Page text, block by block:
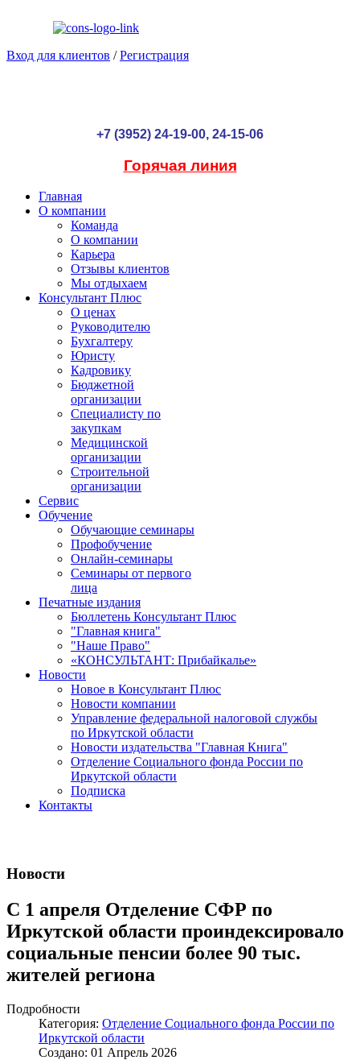
Вход для клиентов /Регистрация
+7 (3952) 24-19-00, 24-15-06
Горячая линия
Главная
О компании
Команда
О компании
Карьера
Отзывы клиентов
Мы отдыхаем
Консультант Плюс
О ценах
Руководителю
Бухгалтеру
Юристу
Кадровику
Бюджетной
организации
Специалисту по
закупкам
Медицинской
организации
Строительной
организации
Сервис
Обучение
Обучающие семинары
Профобучение
Онлайн-семинары
Семинары от первого
лица
Печатные издания
Бюллетень Консультант Плюс
"Главная книга"
"Наше Право"
«КОНСУЛЬТАНТ: Прибайкалье»
Новости
Новое в Консультант Плюс
Новости компании
Управление федеральной налоговой службы
по Иркутской области
Новости издательства "Главная Книга"
Отделение Социального фонда России по
Иркутской области
Подписка
Контакты
Новости
С 1 апреля Отделение СФР по
Иркутской области проиндексировало
социальные пенсии более 90 тыс.
жителей региона
Подробности
Категория: Отделение Социального фонда России по
Иркутской области
Создано: 01 Апрель 2026